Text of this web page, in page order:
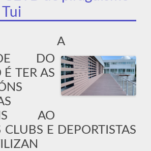
A
DO
TER AS
AO
E DEPORTISTAS